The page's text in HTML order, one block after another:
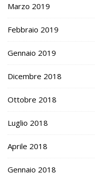
Marzo 2019
Febbraio 2019
Gennaio 2019
Dicembre 2018
Ottobre 2018
Luglio 2018
Aprile 2018
Gennaio 2018